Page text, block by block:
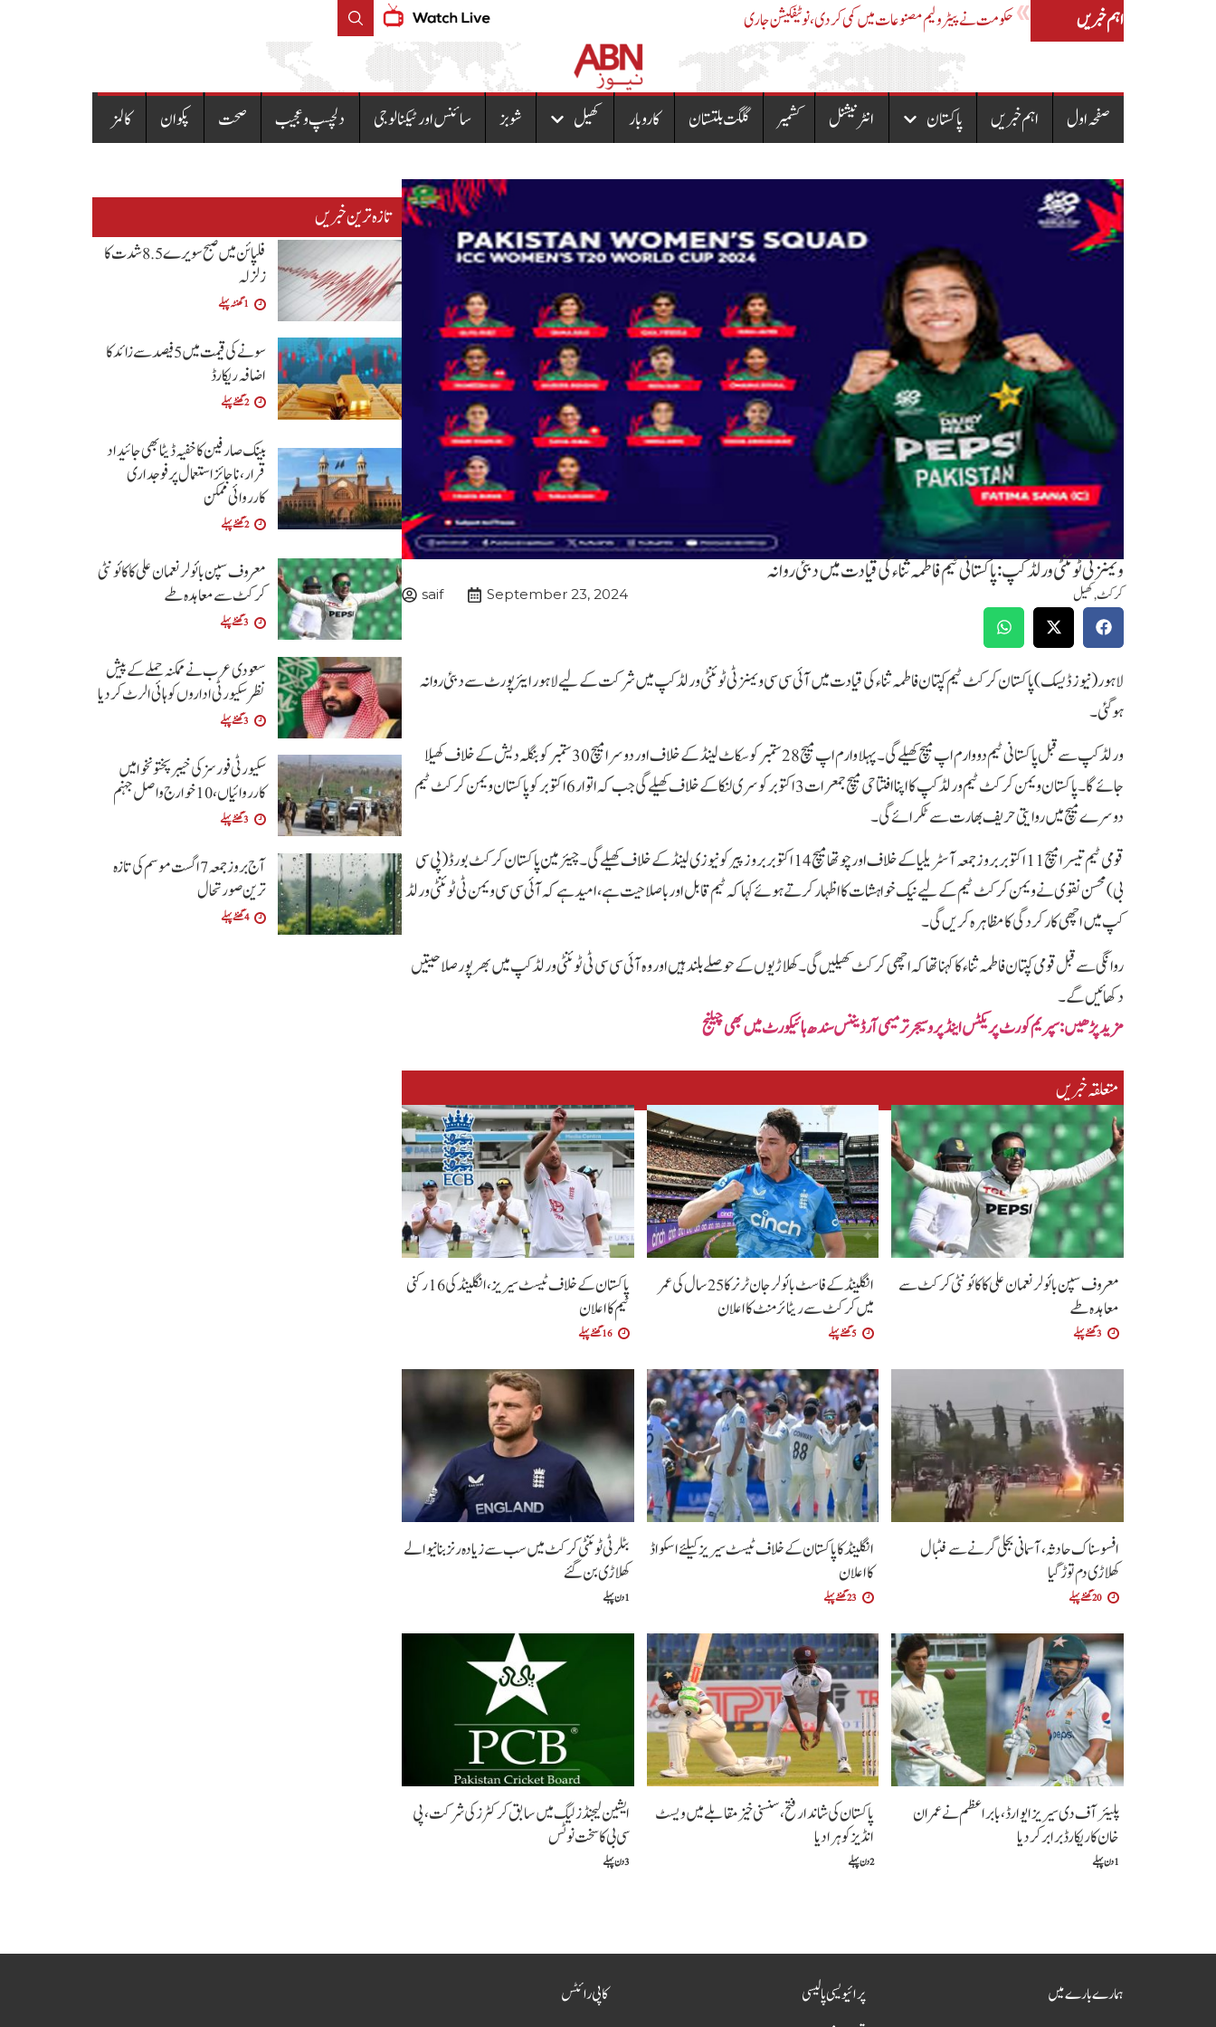
اہم خبریں حکومت نے پیٹرولیم مصنوعات میں کمی کردی،نوٹیفکیشن جاری پیٹرولیم مصنوعات کی نئی قیمتوں کا نوٹیفکیشن جاری
صفحہ اول اہم خبریں پاکستان انٹرنیشنل کشمیر گلگت بلتستان کاروبار کھیل شوبز سائنس اور ٹیکنالوجی دلچسپ و عجیب صحت پکوان کالمز
ویمنز ٹی ٹوئنٹی ورلڈ کپ: پاکستانی ٹیم فاطمہ ثناء کی قیادت میں دبئی روانہ
کرکٹ,کھیل saif September 23, 2024
لاہور(نیوز ڈیسک ) پاکستان کرکٹ ٹیم کپتان فاطمہ ثناء کی قیادت میں آئی سی سی ویمنز ٹی ٹوئنٹی ورلڈ کپ میں شرکت کے لیے لاہور ایئرپورٹ سے دبئی روانہ
ہوگئی۔
ورلڈ کپ سے قبل پاکستانی ٹیم دو وارم اپ میچ کھیلے گی۔ پہلا وارم اپ میچ 28 ستمبر کو سکاٹ لینڈ کے خلاف اور دوسرا میچ 30 ستمبر کو بنگلہ دیش کے خلاف کھیلا
جائے گا۔پاکستان ویمن کرکٹ ٹیم ورلڈ کپ کا اپنا افتتاحی میچ جمعرات 3 اکتوبر کو سری لنکا کے خلاف کھیلے گی جب کہ اتوار 6 اکتوبر کو پاکستان ویمن کرکٹ ٹیم
دوسرے میچ میں روایتی حریف بھارت سے ٹکرائے گی۔
قومی ٹیم تیسرا میچ 11 اکتوبر بروز جمعہ آسٹریلیا کے خلاف اور چوتھا میچ 14 اکتوبر بروز پیر کو نیوزی لینڈ کے خلاف کھیلے گی۔چیئرمین پاکستان کرکٹ بورڈ (پی سی
بی) محسن نقوی نے ویمن کرکٹ ٹیم کے لیے نیک خواہشات کا اظہار کرتے ہوئے کہا کہ ٹیم قابل اور باصلاحیت ہے، امید ہے کہ آئی سی سی ویمن ٹی ٹوئنٹی ورلڈ
کپ میں اچھی کارکردگی کا مظاہرہ کریں گی۔
روانگی سے قبل قومی کپتان فاطمہ ثناء کا کہنا تھا کہ اچھی کرکٹ کھیلیں گی۔ کھلاڑیوں کے حوصلے بلند ہیں اور وہ آئی سی سی ٹی ٹوئنٹی ورلڈ کپ میں بھرپور صلاحیتیں
دکھائیں گے۔
مزید پڑھیں: سپریم کورٹ پریکٹس اینڈ پروسیجر ترمیمی آرڈیننس سندھ ہائیکورٹ میں بھی چیلنج
متعلقہ خبریں
معروف سپن بائولر نعمان علی کا کائونٹی کرکٹ سے
معاہدہ طے
3 گھنٹے پہلے
انگلینڈ کے فاسٹ بائولر جان ٹرنر کا 25 سال کی عمر
میں کرکٹ سے ریٹائرمنٹ کا اعلان
5 گھنٹے پہلے
پاکستان کے خلاف ٹیسٹ سیریز، انگلینڈ کی 16 رکنی
ٹیم کا اعلان
16 گھنٹے پہلے
افسوسناک حادثہ، آسمانی بجلی گرنے سے فٹبال
کھلاڑی دم توڑ گیا
20 گھنٹے پہلے
انگلینڈ کا پاکستان کے خلاف ٹیسٹ سیریز کیلئے اسکواڈ
کا اعلان
23 گھنٹے پہلے
بٹلر ٹی ٹوئنٹی کرکٹ میں سب سے زیادہ رنز بنانیوالے
کھلاڑی بن گئے
1 دن پہلے
پلیئرآف دی سیریز ایوارڈ،بابراعظم نے عمران
خان کا ریکارڈ برابر کردیا
1 دن پہلے
پاکستان کی شاندار فتح،سنسنی خیز مقابلے میں ویسٹ
انڈیز کو ہرا دیا
2 دن پہلے
ایشین لیجنڈز لیگ میں سابق کرکٹرز کی شرکت، پی
سی بی کا سخت نوٹس
3 دن پہلے
تازہ ترین خبریں
فلپائن میں صبح سویرے 5 .8 شدت کا
زلزلہ
1 گھنٹہ پہلے
سونے کی قیمت میں 5 فیصد سے زائد کا
اضافہ ریکارڈ
2 گھنٹے پہلے
بینک صارفین کا خفیہ ڈیٹا بھی جائیداد
قرار،ناجائز استعمال پر فوجداری
کارروائی ممکن
2 گھنٹے پہلے
معروف سپن بائولر نعمان علی کا کائونٹی
کرکٹ سے معاہدہ طے
3 گھنٹے پہلے
سعودی عرب نے ممکنہ حملے کے پیش
نظر سکیورٹی اداروں کو ہائی الرٹ کردیا
3 گھنٹے پہلے
سکیورٹی فورسز کی خیبرپختونخوا میں
کارروائیاں،10 خوارج واصل جہنم
3 گھنٹے پہلے
آج بروز جمعہ 7 اگست موسم کی تازہ
ترین صورتحال
4 گھنٹے پہلے
ہمارے بارے میں
پرائیویسی پالیسی
کاپی رائٹس